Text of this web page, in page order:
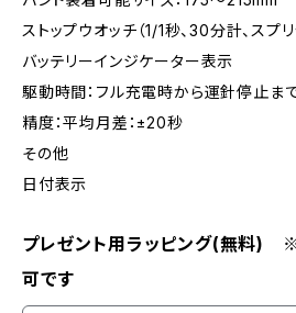
ストップウオッチ（1/1秒、30分計、スプリ
バッテリーインジケーター表示
駆動時間：フル充電時から運針停止ま
精度：平均月差：±20秒
その他
日付表示
プレゼント用ラッピング(無料)
可です